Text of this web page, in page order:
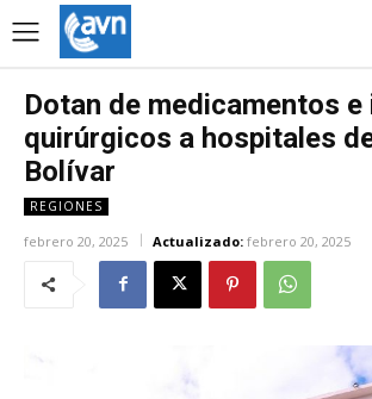
Dotan de medicamentos e
quirúrgicos a hospitales
Bolívar
REGIONES
febrero 20, 2025 Actualizado: febrero 20, 2025